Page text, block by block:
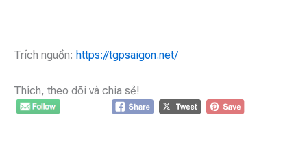
Trích nguồn: https://tgpsaigon.net/
Thích, theo dõi và chia sẻ!